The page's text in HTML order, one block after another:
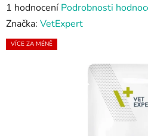
Průměrné
hodnocení
produktu
1 hodnocení Podrobnosti
Značka: VetExpert
VÍCE ZA MÉNĚ